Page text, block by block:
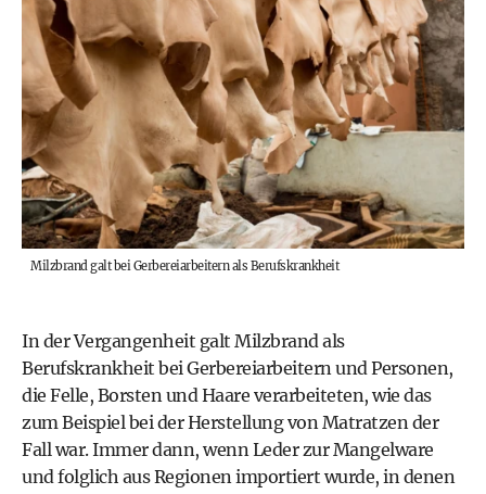
Milzbrand galt bei Gerbereiarbeitern als Berufskrankheit
In der Vergangenheit galt Milzbrand als
Berufskrankheit bei Gerbereiarbeitern und Personen,
die Felle, Borsten und Haare verarbeiteten, wie das
zum Beispiel bei der Herstellung von Matratzen der
Fall war. Immer dann, wenn Leder zur Mangelware
und folglich aus Regionen importiert wurde, in denen